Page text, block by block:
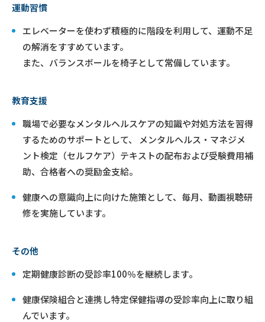
運動習慣
エレベーターを使わず積極的に階段を利用して、運動不足
の解消をすすめています。
また、バランスボールを椅子として常備しています。
教育支援
職場で必要なメンタルヘルスケアの知識や対処方法を習得
するためのサポートとして、 メンタルヘルス・マネジメ
ント検定（セルフケア）テキストの配布および受験費用補
助、合格者への奨励金支給。
健康への意識向上に向けた施策として、毎月、動画視聴研
修を実施しています。
その他
定期健康診断の受診率100％を継続します。
健康保険組合と連携し特定保健指導の受診率向上に取り組
んでいます。